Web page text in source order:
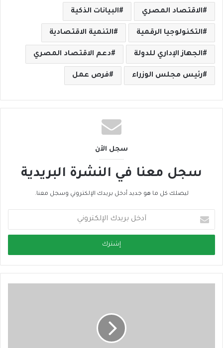
الاقتصاد المصري البيانات الذكية
التكنولوجيا الرقمية التنمية الاقتصادية
الجهاز الإداري للدولة دعم الاقتصاد المصري
رئيس مجلس الوزراء فرص عمل
سجل الأن
سجل معنا في النشرة البريدية
ليصلك كل ما هو جديد أدخل بريدك الإلكتروني وسجل معنا.
خ
ب
ر